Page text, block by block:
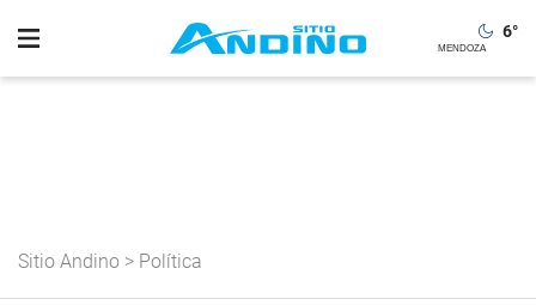
6°
Sitio Andino > Política